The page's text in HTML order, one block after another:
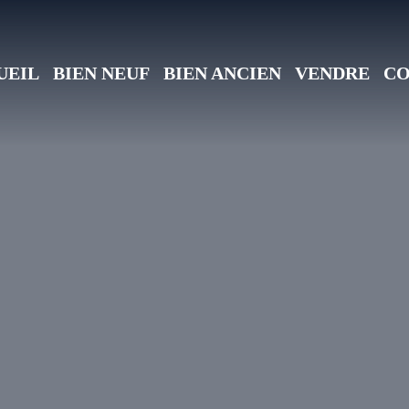
BIEN NEUF BIEN ANCIEN VENDRE